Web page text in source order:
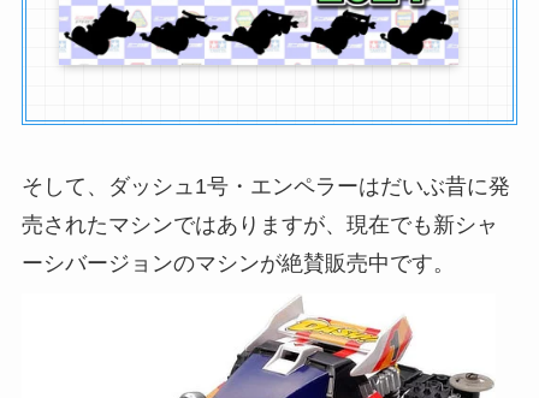
そして、ダッシュ1号・エンペラーはだいぶ昔に発
売されたマシンではありますが、現在でも新シャ
ーシバージョンのマシンが絶賛販売中です。